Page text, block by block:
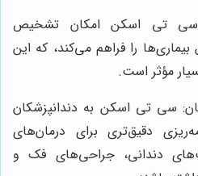
سی تی اسکن امکان تشخیص
بیماری‌ها را فراهم می‌کند، که این
مؤثر است.
سی تی اسکن به دندانپزشکان
دقیق‌تری برای درمان‌های
دندانی، جراحی‌های فک و